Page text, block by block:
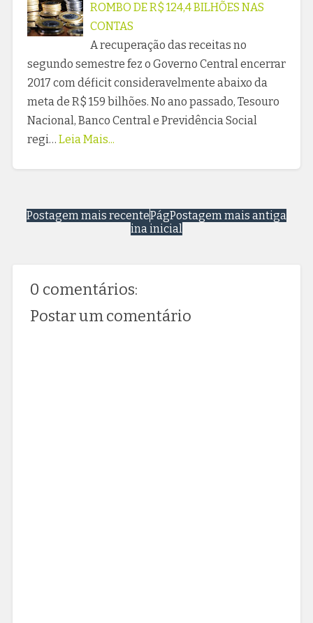
ROMBO DE R$ 124,4 BILHÕES NAS
CONTAS
A recuperação das receitas no
segundo semestre fez o Governo Central encerrar
2017 com déficit consideravelmente abaixo da
meta de R$ 159 bilhões. No ano passado, Tesouro
Nacional, Banco Central e Previdência Social
regi… Leia Mais...
Postagem mais recente Postagem mais antiga
Pág
ina inicial
0 comentários:
Postar um comentário